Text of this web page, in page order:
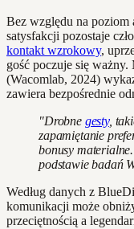
Bez względu na
satysfakcji pozostaje
kontakt wzrokowy,
gość poczuje się
(Wacomlab, 2024)
zawiera bezpośrednie
"Drobne gesty,
zapamiętanie
bonusy
podstawie badań
Według danych z
komunikacji może
przeciętnością a